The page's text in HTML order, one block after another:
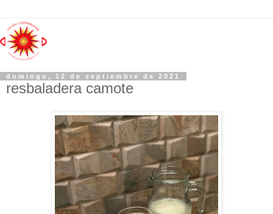
domingo, 12 de septiembre de 2021
resbaladera camote